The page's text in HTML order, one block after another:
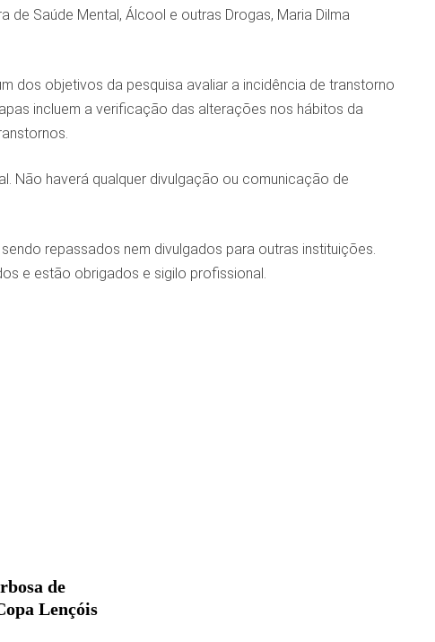
Saúde Mental, Álcool e outras Drogas, Maria Dilma
dos objetivos da pesquisa avaliar a incidência de transtorno
incluem a verificação das alterações nos hábitos da
Não haverá qualquer divulgação ou comunicação de
repassados nem divulgados para outras instituições.
e estão obrigados e sigilo profissional.
de
Lençóis